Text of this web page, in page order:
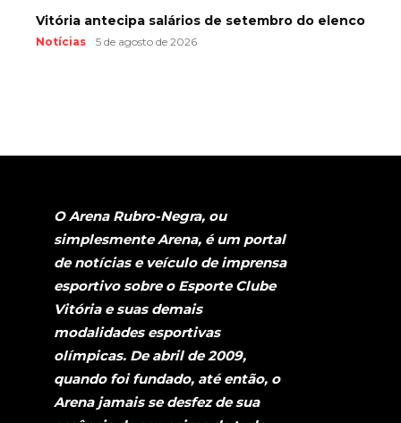
Vitória antecipa salários de setembro do elenco
Notícias 5 de agosto de 2026
O Arena Rubro-Negra, ou
simplesmente Arena, é um portal
de notícias e veículo de imprensa
esportivo sobre o Esporte Clube
Vitória e suas demais
modalidades esportivas
olímpicas. De abril de 2009,
quando foi fundado, até então, o
Arena jamais se desfez de sua